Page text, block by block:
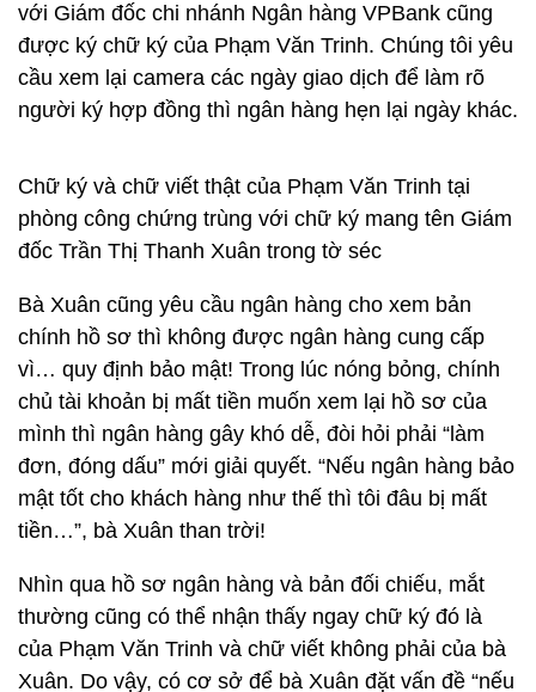
với Giám đốc chi nhánh Ngân hàng VPBank cũng
được ký chữ ký của Phạm Văn Trinh. Chúng tôi yêu
cầu xem lại camera các ngày giao dịch để làm rõ
người ký hợp đồng thì ngân hàng hẹn lại ngày khác.
Chữ ký và chữ viết thật của Phạm Văn Trinh tại
phòng công chứng trùng với chữ ký mang tên Giám
đốc Trần Thị Thanh Xuân trong tờ séc
Bà Xuân cũng yêu cầu ngân hàng cho xem bản
chính hồ sơ thì không được ngân hàng cung cấp
vì… quy định bảo mật! Trong lúc nóng bỏng, chính
chủ tài khoản bị mất tiền muốn xem lại hồ sơ của
mình thì ngân hàng gây khó dễ, đòi hỏi phải “làm
đơn, đóng dấu” mới giải quyết. “Nếu ngân hàng bảo
mật tốt cho khách hàng như thế thì tôi đâu bị mất
tiền…”, bà Xuân than trời!
Nhìn qua hồ sơ ngân hàng và bản đối chiếu, mắt
thường cũng có thể nhận thấy ngay chữ ký đó là
của Phạm Văn Trinh và chữ viết không phải của bà
Xuân. Do vậy, có cơ sở để bà Xuân đặt vấn đề “nếu